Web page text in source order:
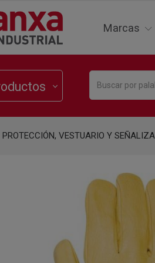
Marcas
PROTECCIÓN, VESTUARIO Y